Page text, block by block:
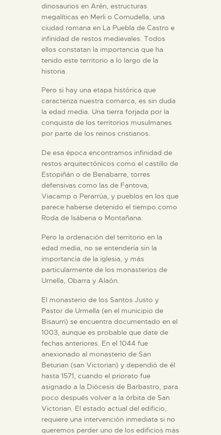
dinosaurios en Arén, estructuras
megalíticas en Merli o Cornudella, una
ciudad romana en La Puebla de Castro e
infinidad de restos medievales. Todos
ellos constatan la importancia que ha
tenido este territorio a lo largo de la
historia.
Pero si hay una etapa histórica que
caracteriza nuestra comarca, es sin duda
la edad media. Una tierra forjada por la
conquista de los territorios musulmanes
por parte de los reinos cristianos.
De esa época encontramos infinidad de
restos arquitectónicos como el castillo de
Estopiñán o de Benabarre, torres
defensivas como las de Fantova,
Viacamp o Perarrúa, y pueblos en los que
parece haberse detenido el tiempo como
Roda de Isábena o Montañana.
Pero la ordenación del territorio en la
edad media, no se entendería sin la
importancia de la iglesia, y más
particularmente de los monasterios de
Urnella, Obarra y Alaón.
El monasterio de los Santos Justo y
Pastor de Urmella (en el municipio de
Bisaurri) se encuentra documentado en el
1003, aunque es probable que date de
fechas anteriores. En el 1044 fue
anexionado al monasterio de San
Beturian (san Victorian) y dependió de él
hasta 1571, cuando el priorato fue
asignado a la Diócesis de Barbastro, para
poco después volver a la órbita de San
Victorian. El estado actual del edificio,
requiere una intervención inmediata si no
queremos perder uno de los edificios más